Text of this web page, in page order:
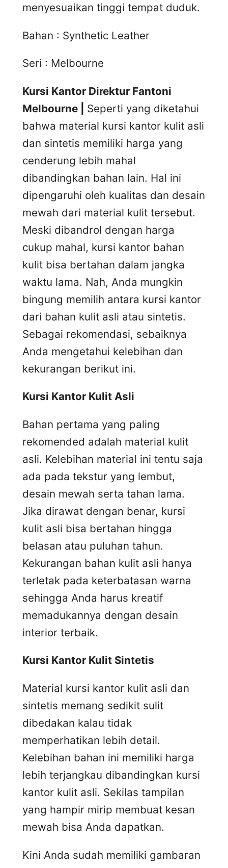
menyesuaikan tinggi tempat duduk.
Bahan : Synthetic Leather
Seri : Melbourne
Kursi Kantor Direktur Fantoni
Melbourne | Seperti yang diketahui
bahwa material kursi kantor kulit asli
dan sintetis memiliki harga yang
cenderung lebih mahal
dibandingkan bahan lain. Hal ini
dipengaruhi oleh kualitas dan desain
mewah dari material kulit tersebut.
Meski dibandrol dengan harga
cukup mahal, kursi kantor bahan
kulit bisa bertahan dalam jangka
waktu lama. Nah, Anda mungkin
bingung memilih antara kursi kantor
dari bahan kulit asli atau sintetis.
Sebagai rekomendasi, sebaiknya
Anda mengetahui kelebihan dan
kekurangan berikut ini.
Kursi Kantor Kulit Asli
Bahan pertama yang paling
rekomended adalah material kulit
asli. Kelebihan material ini tentu saja
ada pada tekstur yang lembut,
desain mewah serta tahan lama.
Jika dirawat dengan benar, kursi
kulit asli bisa bertahan hingga
belasan atau puluhan tahun.
Kekurangan bahan kulit asli hanya
terletak pada keterbatasan warna
sehingga Anda harus kreatif
memadukannya dengan desain
interior terbaik.
Kursi Kantor Kulit Sintetis
Material kursi kantor kulit asli dan
sintetis memang sedikit sulit
dibedakan kalau tidak
memperhatikan lebih detail.
Kelebihan bahan ini memiliki harga
lebih terjangkau dibandingkan kursi
kantor kulit asli. Sekilas tampilan
yang hampir mirip membuat kesan
mewah bisa Anda dapatkan.
Kini Anda sudah memiliki gambaran